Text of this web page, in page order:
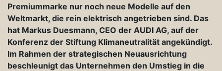
Premiummarke nur noch neue Modelle auf den
Weltmarkt, die rein elektrisch angetrieben sind. Das
hat Markus Duesmann, CEO der AUDI AG, auf der
Konferenz der Stiftung Klimaneutralität angekündigt.
Im Rahmen der strategischen Neuausrichtung
beschleunigt das Unternehmen den Umstieg in die